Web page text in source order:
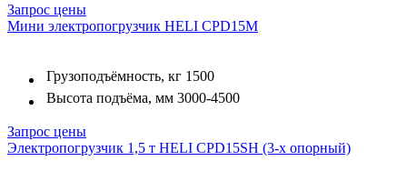
Запрос цены
Мини электропогрузчик HELI CPD15M
Грузоподъёмность, кг 1500
Высота подъёма, мм 3000-4500
Запрос цены
Электропогрузчик 1,5 т HELI CPD15SH (3-х опорный)